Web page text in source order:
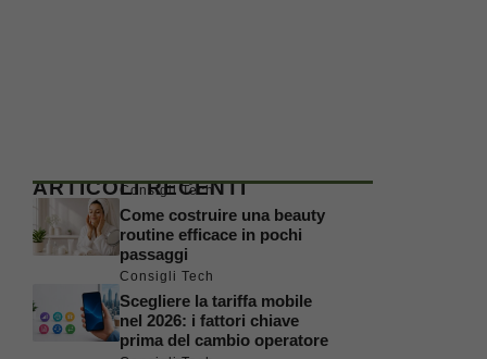
ARTICOLI RECENTI
Consigli Tech
Come costruire una beauty
routine efficace in pochi
passaggi
Consigli Tech
Scegliere la tariffa mobile
nel 2026: i fattori chiave
prima del cambio operatore